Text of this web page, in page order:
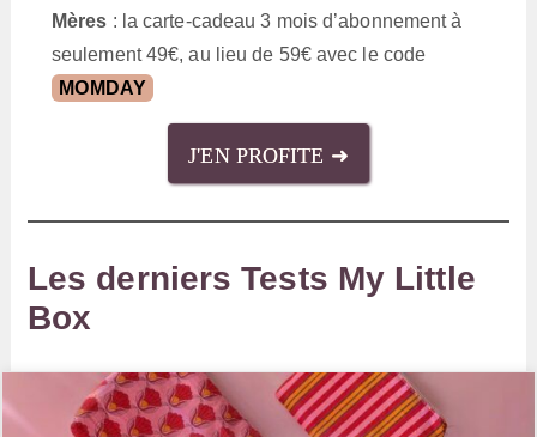
Mères : la carte-cadeau 3 mois d’abonnement à
seulement 49€, au lieu de 59€ avec le code
MOMDAY
J'EN PROFITE ➜
Les derniers Tests My Little
Box